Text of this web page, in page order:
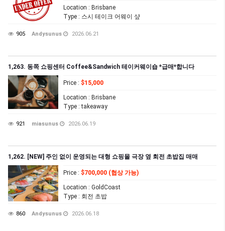
Location : Brisbane
Type : 스시 테이크 어웨이 샾
905 Andysunus 2026.06.21
1,263. 동쪽 쇼핑센터 Coffee&Sandwich 테이커웨이숍 *급매*합니다
Price : $15,000
Location : Brisbane
Type : takeaway
921 miasunus 2026.06.19
1,262. [NEW] 주인 없이 운영되는 대형 쇼핑몰 극장 옆 회전 초밥집 매매
Price : $700,000 (협상 가능)
Location : GoldCoast
Type : 회전 초밥
860 Andysunus 2026.06.18